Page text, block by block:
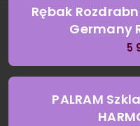
Rębak
Germany
5
PALRAM